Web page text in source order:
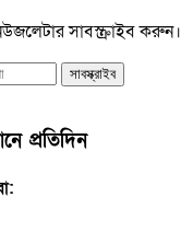
সাবস্ক্রাইব করুন।
সাবস্ক্রাইব
প্রতিদিন